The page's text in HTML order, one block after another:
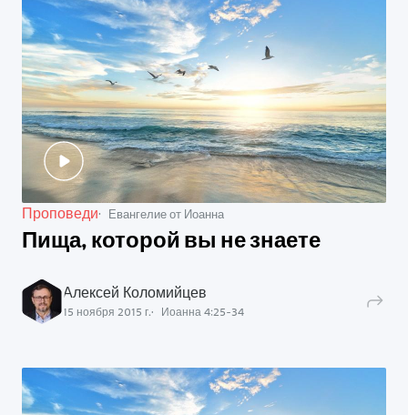
Проповеди Евангелие от Иоанна
Пища, которой вы не знаете
Алексей Коломийцев
15 ноября 2015 г. Иоанна 4:25-34